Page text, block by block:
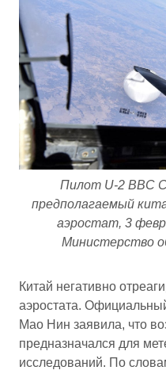
Пилот U-2 ВВС
предполагаемый
аэростат, 3
Министерство
Китай негативно
аэростата.
Мао Нин заявила, что
предназначался для
исследований. По